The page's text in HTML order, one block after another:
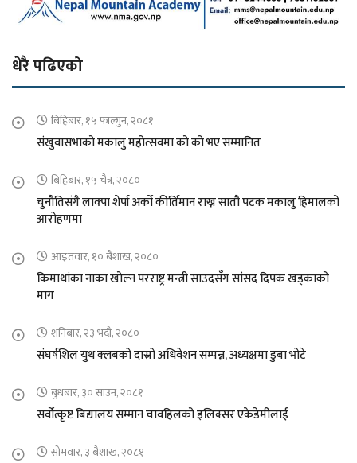
धेरै पढिएको
बिहिबार, १५ फाल्गुन, २०८१
संखुवासभाको मकालु महोत्सवमा को को भए सम्मानित
बिहिबार, १५ चैत्र, २०८०
चुनौतिसंगै लाक्पा शेर्पा अर्को कीर्तिमान राख्न सातौ पटक मकालु हिमालको
आरोहणमा
आइतवार, १० बैशाख, २०८०
किमाथांका नाका खोल्न परराष्ट्र मन्त्री साउदसँग सांसद दिपक खड्काको
माग
शनिबार, २३ भदौ, २०८०
संघर्षशिल युथ क्लबको दास्रो अधिवेशन सम्पन्न, अध्यक्षमा डुबा भोटे
बुधबार, ३० साउन, २०८१
सर्वोत्कृष्ट बिद्यालय सम्मान चावहिलको इलिक्सर एकेडेमीलाई
सोमवार, ३ बैशाख, २०८१